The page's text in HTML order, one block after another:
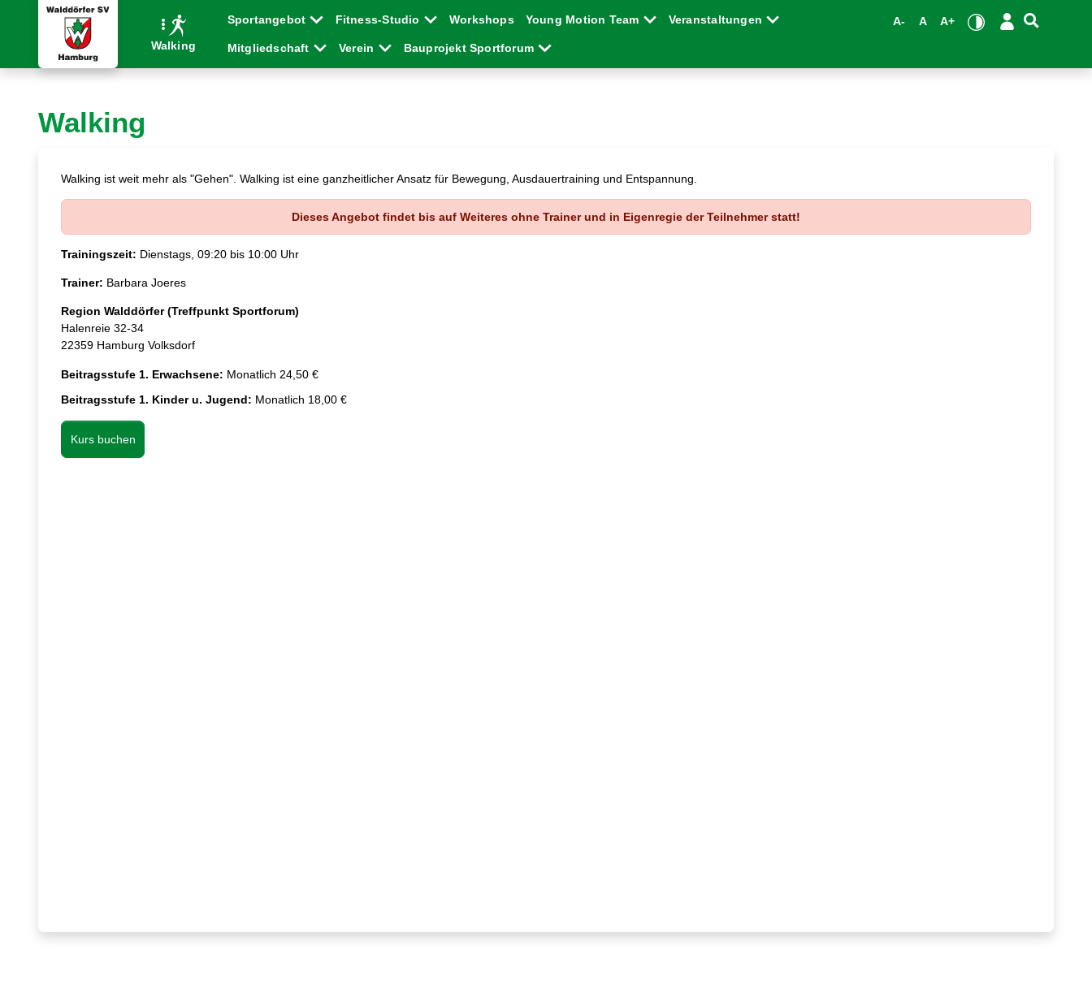
Walking
Sportangebot Fitness-Studio Workshops Young Motion Team Veranstaltungen
Mitgliedschaft Verein Bauprojekt Sportforum
A- A A+
Walking
Walking ist weit mehr als "Gehen". Walking ist eine ganzheitlicher Ansatz für Bewegung, Ausdauertraining und Entspannung.
Dieses Angebot findet bis auf Weiteres ohne Trainer und in Eigenregie der Teilnehmer statt!
Trainingszeit: Dienstags, 09:20 bis 10:00 Uhr
Trainer: Barbara Joeres
Region Walddörfer (Treffpunkt Sportforum)
Halenreie 32-34
22359 Hamburg Volksdorf
Beitragsstufe 1. Erwachsene: Monatlich 24,50 €
Beitragsstufe 1. Kinder u. Jugend: Monatlich 18,00 €
Kurs buchen